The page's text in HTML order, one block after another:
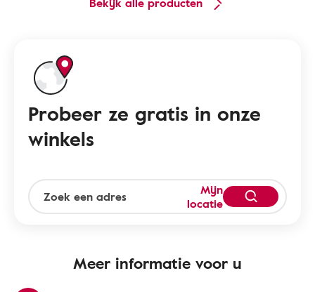
Probeer ze gratis in onze
winkels
Mijn
locatie
Meer informatie voor u